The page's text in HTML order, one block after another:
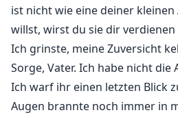
ist nicht wie eine deiner
willst, wirst du sie dir verdienen
Ich grinste, meine Zuversicht
Sorge, Vater. Ich habe nicht die
Ich warf ihr einen letzten Blick
Augen brannte noch immer in